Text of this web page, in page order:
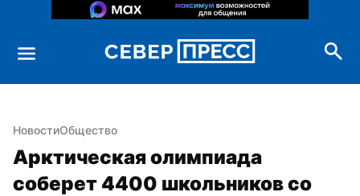
НовостиОбщество
Арктическая олимпиада
соберет 4400 школьников со